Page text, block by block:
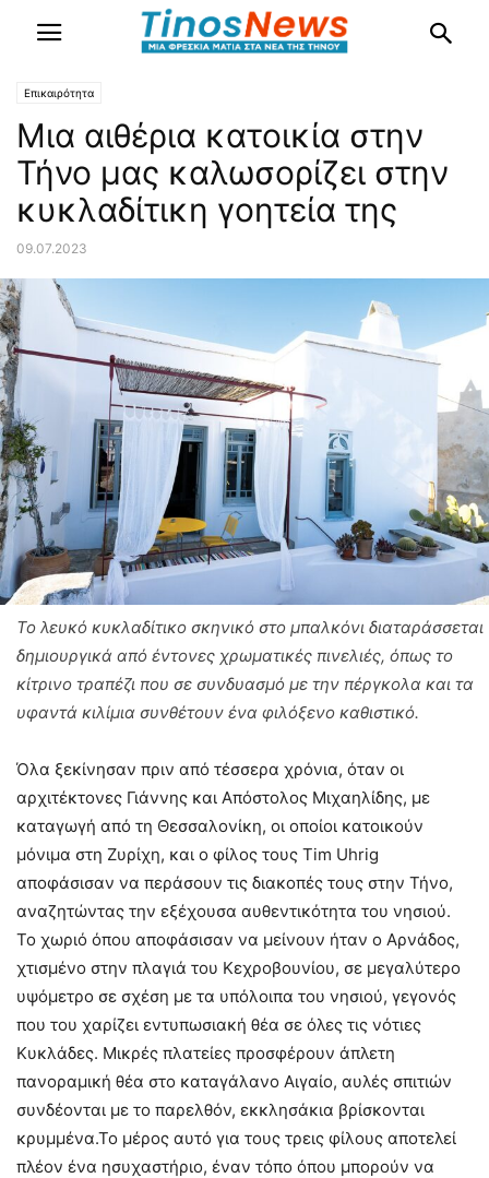
Επικαιρότητα
Μια αιθέρια κατοικία στην
Τήνο μας καλωσορίζει στην
κυκλαδίτικη γοητεία της
09.07.2023
Το λευκό κυκλαδίτικο σκηνικό στο μπαλκόνι διαταράσσεται
δημιουργικά από έντονες χρωματικές πινελιές, όπως το
κίτρινο τραπέζι που σε συνδυασμό με την πέργκολα και τα
υφαντά κιλίμια συνθέτουν ένα φιλόξενο καθιστικό.
Όλα ξεκίνησαν πριν από τέσσερα χρόνια, όταν οι
αρχιτέκτονες Γιάννης και Απόστολος Μιχαηλίδης, με
καταγωγή από τη Θεσσαλονίκη, οι οποίοι κατοικούν
μόνιμα στη Ζυρίχη, και ο φίλος τους Τim Uhrig
αποφάσισαν να περάσουν τις διακοπές τους στην Τήνο,
αναζητώντας την εξέχουσα αυθεντικότητα του νησιού.
Το χωριό όπου αποφάσισαν να μείνουν ήταν ο Αρνάδος,
χτισμένο στην πλαγιά του Κεχροβουνίου, σε μεγαλύτερο
υψόμετρο σε σχέση με τα υπόλοιπα του νησιού, γεγονός
που του χαρίζει εντυπωσιακή θέα σε όλες τις νότιες
Κυκλάδες. Μικρές πλατείες προσφέρουν άπλετη
πανοραμική θέα στο καταγάλανο Αιγαίο, αυλές σπιτιών
συνδέονται με το παρελθόν, εκκλησάκια βρίσκονται
κρυμμένα.Το μέρος αυτό για τους τρεις φίλους αποτελεί
πλέον ένα ησυχαστήριο, έναν τόπο όπου μπορούν να